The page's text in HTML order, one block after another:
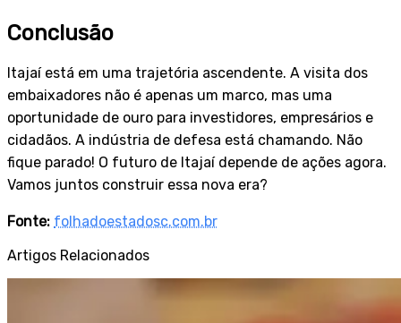
Conclusão
Itajaí está em uma trajetória ascendente. A visita dos
embaixadores não é apenas um marco, mas uma
oportunidade de ouro para investidores, empresários e
cidadãos. A indústria de defesa está chamando. Não
fique parado! O futuro de Itajaí depende de ações agora.
Vamos juntos construir essa nova era?
Fonte: folhadoestadosc.com.br
Artigos Relacionados